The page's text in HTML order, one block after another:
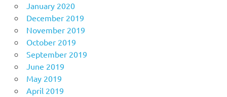
January 2020
December 2019
November 2019
October 2019
September 2019
June 2019
May 2019
April 2019